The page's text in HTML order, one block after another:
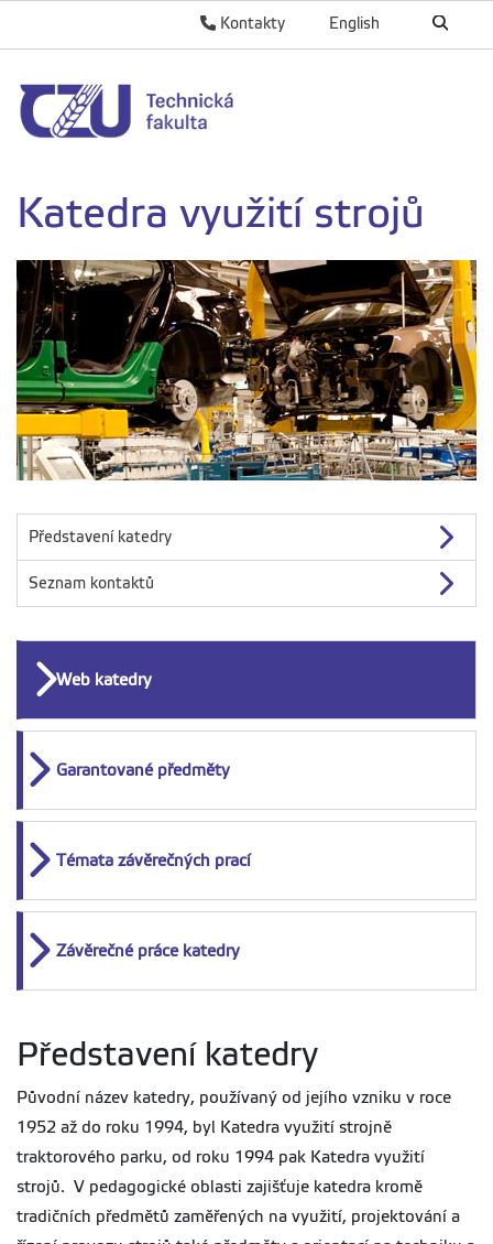
English
Kontakty
Katedra využití strojů
Představení katedry
Seznam kontaktů
Web katedry
Garantované předměty
Témata závěrečných prací
Závěrečné práce katedry
Představení katedry
Původní název katedry, používaný od jejího vzniku v roce
1952 až do roku 1994, byl Katedra využití strojně
traktorového parku, od roku 1994 pak Katedra využití
strojů. V pedagogické oblasti zajišťuje katedra kromě
tradičních předmětů zaměřených na využití, projektování a